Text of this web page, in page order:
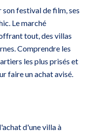
festival de film, ses
Le marché
tout, des villas
Comprendre les
les plus prisés et
faire un achat avisé.
d'une villa à